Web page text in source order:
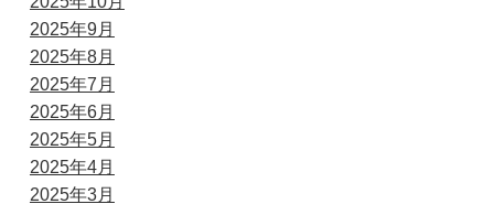
2025年9月
2025年8月
2025年7月
2025年6月
2025年5月
2025年4月
2025年3月